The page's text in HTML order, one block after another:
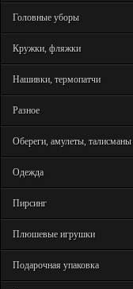
Головные уборы
Кружки, фляжки
Нашивки, термопатчи
Разное
Обереги, амулеты, талисманы
Одежда
Пирсинг
Плюшевые игрушки
Подарочная упаковка